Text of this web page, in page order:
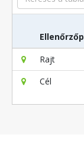
Rajt
Cél